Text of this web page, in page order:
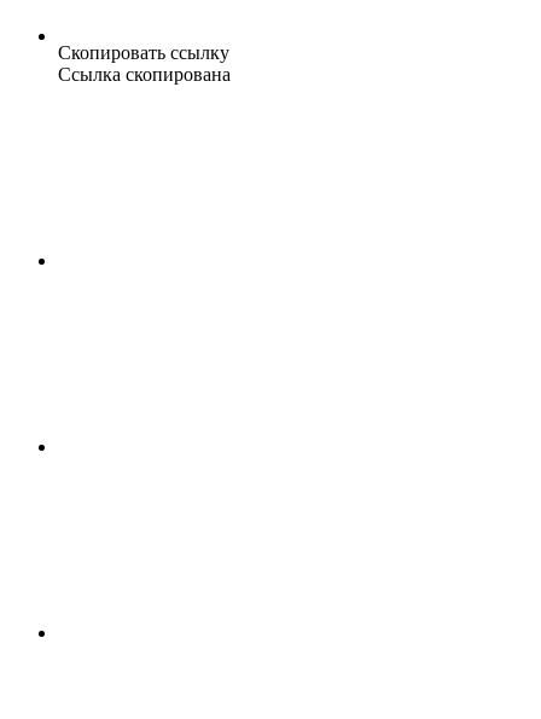
Скопировать ссылку
Ссылка скопирована